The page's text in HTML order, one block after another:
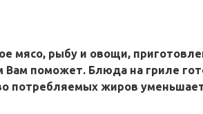
мясо, рыбу и овощи,
поможет. Блюда на гриле
потребляемых жиров